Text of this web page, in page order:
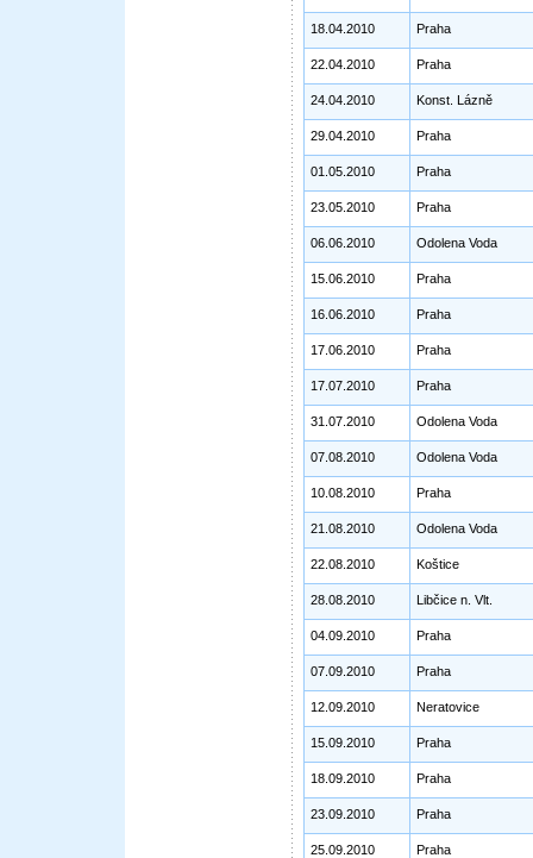
18.04.2010 Praha
22.04.2010 Praha
24.04.2010 Konst. Lázně
29.04.2010 Praha
01.05.2010 Praha
23.05.2010 Praha
06.06.2010 Odolena Voda
15.06.2010 Praha
16.06.2010 Praha
17.06.2010 Praha
17.07.2010 Praha
31.07.2010 Odolena Voda
07.08.2010 Odolena Voda
10.08.2010 Praha
21.08.2010 Odolena Voda
22.08.2010 Koštice
28.08.2010 Libčice n. Vlt.
04.09.2010 Praha
07.09.2010 Praha
12.09.2010 Neratovice
15.09.2010 Praha
18.09.2010 Praha
23.09.2010 Praha
25.09.2010 Praha